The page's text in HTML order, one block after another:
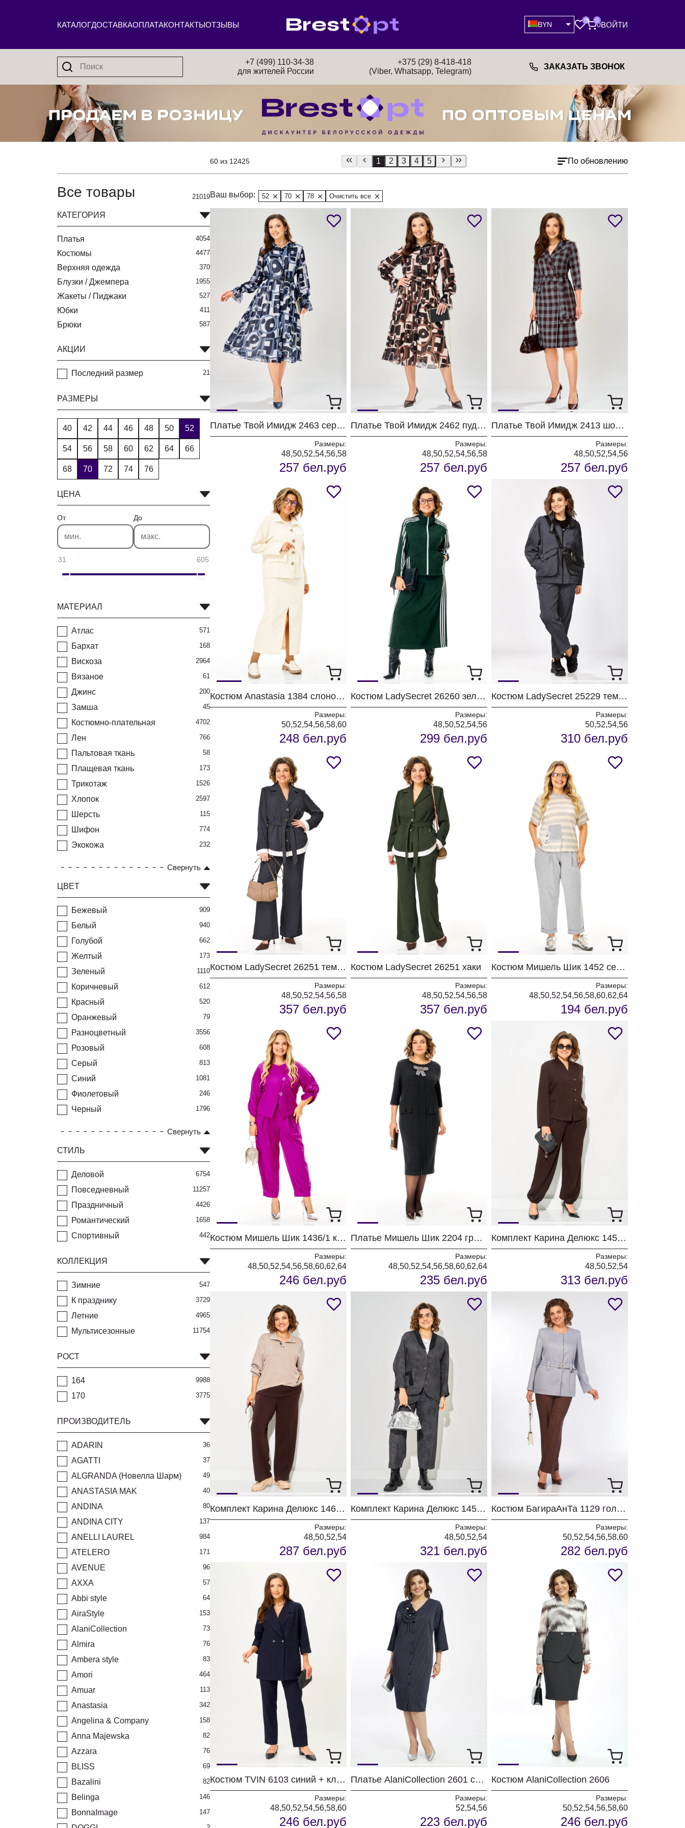
КАТАЛОГДОСТАВКАОПЛАТАКОНТАКТЫОТЗЫВЫ BYN
0 0
0ВОЙТИ
+7 (499) 110-34-38
для жителей России
+375 (29) 8-418-418
(Viber, Whatsapp, Telegram)
ЗАКАЗАТЬ ЗВОНОК
60 из 12425 По обновлению
1 2 3 4 5
Все товары 21019
КАТЕГОРИЯ
Платья 4054
Костюмы 4477
Верхняя одежда 370
Блузки / Джемпера 1955
Жакеты / Пиджаки 527
Юбки 411
Брюки 587
АКЦИИ
Последний размер 21
РАЗМЕРЫ
40 42 44 46 48 50 52
54 56 58 60 62 64 66
68 70 72 74 76
ЦЕНА
От До
31 605
МАТЕРИАЛ
Атлас 571
Бархат 168
Вискоза 2964
Вязаное 61
Джинс 200
Замша 45
Костюмно-плательная 4702
Лен 766
Пальтовая ткань 58
Плащевая ткань 173
Трикотаж 1526
Хлопок 2597
Шерсть 115
Шифон 774
Экокожа 232
Свернуть
ЦВЕТ
Бежевый 909
Белый 940
Голубой 662
Желтый 173
Зеленый 1110
Коричневый 612
Красный 520
Оранжевый 79
Разноцветный 3556
Розовый 608
Серый 813
Синий 1081
Фиолетовый 246
Черный 1796
Свернуть
СТИЛЬ
Деловой 6754
Повседневный 11257
Праздничный 4426
Романтический 1658
Спортивный 442
КОЛЛЕКЦИЯ
Зимние 547
К празднику 3729
Летние 4965
Мультисезонные 11754
РОСТ
164 9988
170 3775
ПРОИЗВОДИТЕЛЬ
ADARIN 36
AGATTI 37
ALGRANDA (Новелла Шарм) 49
ANASTASIA MAK 40
ANDINA 80
ANDINA CITY 137
ANELLI LAUREL 984
ATELERO 171
AVENUE 96
AXXA 57
Abbi style 64
AiraStyle 153
AlaniCollection 73
Almira 76
Ambera style 83
Amori 464
Amuar 113
Anastasia 342
Angelina & Company 158
Anna Majewska 82
Azzara 76
BLISS 69
Bazalini 82
Belinga 146
BonnaImage 147
Ваш выбор: 52 70 78 Очистить все
Платье Твой Имидж 2463 серо-голубой с принтом
Размеры:
48,50,52,54,56,58
257 бел.руб
Платье Твой Имидж 2462 пудровый с принтом
Размеры:
48,50,52,54,56,58
257 бел.руб
Платье Твой Имидж 2413 шоколадный в клетку
Размеры:
48,50,52,54,56
257 бел.руб
Костюм Anastasia 1384 слоновая кость
Размеры:
50,52,54,56,58,60
248 бел.руб
Костюм LadySecret 26260 зеленый
Размеры:
48,50,52,54,56
299 бел.руб
Костюм LadySecret 25229 темный графит
Размеры:
50,52,54,56
310 бел.руб
Костюм LadySecret 26251 темный графит
Размеры:
48,50,52,54,56,58
357 бел.руб
Костюм LadySecret 26251 хаки
Размеры:
48,50,52,54,56,58
357 бел.руб
Костюм Мишель Шик 1452 серый+полоска
Размеры:
48,50,52,54,56,58,60,62,64
194 бел.руб
Костюм Мишель Шик 1436/1 королевский пурпур
Размеры:
48,50,52,54,56,58,60,62,64
246 бел.руб
Платье Мишель Шик 2204 графит+клетка
Размеры:
48,50,52,54,56,58,60,62,64
235 бел.руб
Комплект Карина Делюкс 1458 коричневый
Размеры:
48,50,52,54
313 бел.руб
Комплект Карина Делюкс 1460 бежевый
Размеры:
48,50,52,54
287 бел.руб
Комплект Карина Делюкс 1451 антрацит
Размеры:
48,50,52,54
321 бел.руб
Костюм БагираАнТа 1129 голубой + шоколад
Размеры:
50,52,54,56,58,60
282 бел.руб
Костюм TVIN 6103 синий + клетка
Размеры:
48,50,52,54,56,58,60
246 бел.руб
Платье AlaniCollection 2601 синий в полоску
Размеры:
52,54,56
223 бел.руб
Костюм AlaniCollection 2606
Размеры:
50,52,54,56,58,60
246 бел.руб